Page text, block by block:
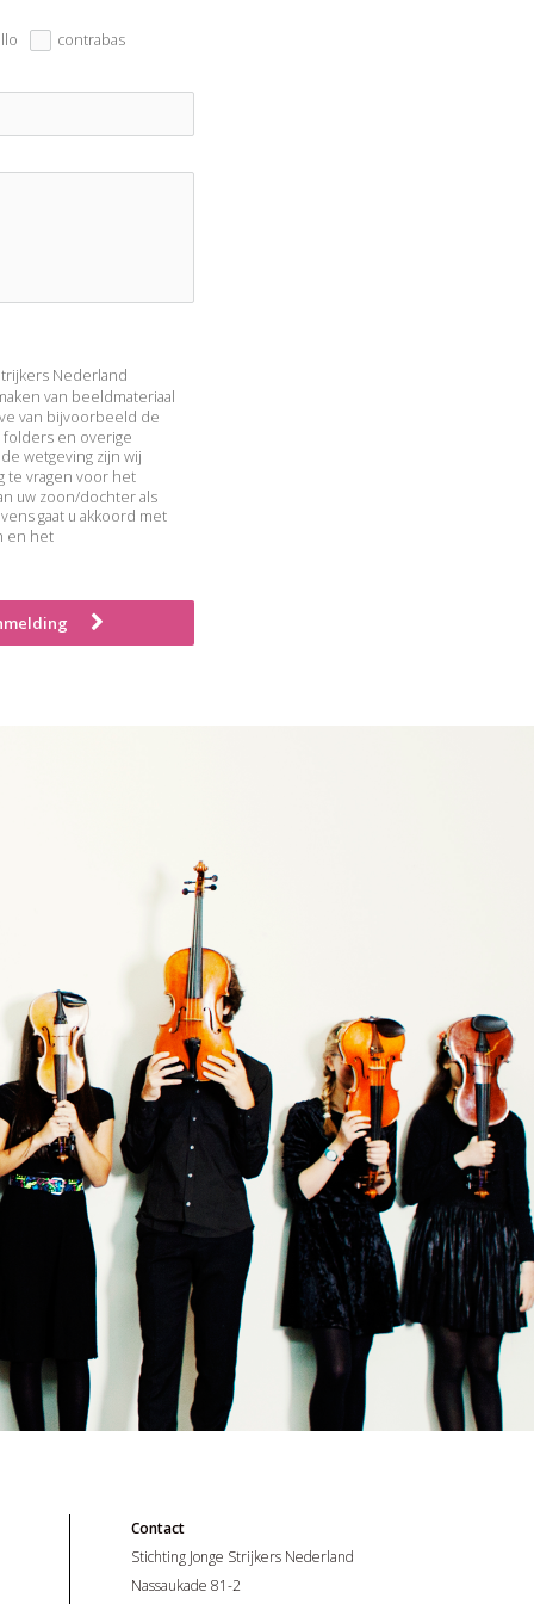
contrabas
Nederland
van beeldmateriaal
van bijvoorbeeld de
en overige
wetgeving zijn wij
te vragen voor het
uw zoon/dochter als
gaat u akkoord met
en het
Contact
Stichting Jonge Strijkers Nederland
Nassaukade 81-2